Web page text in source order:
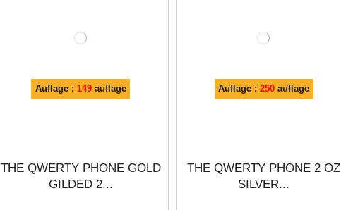
Auflage : 149auflage
THE QWERTY PHONE GOLD
GILDED 2...
Auflage :250 auflage
THE QWERTY PHONE 2 OZ
SILVER...